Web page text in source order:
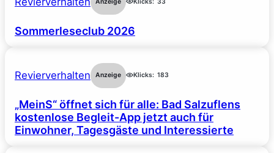
Sommerleseclub 2026
Revierverhalten Anzeige Klicks: 183
„MeinS“ öffnet sich für alle: Bad Salzuflens
kostenlose Begleit-App jetzt auch für
Einwohner, Tagesgäste und Interessierte